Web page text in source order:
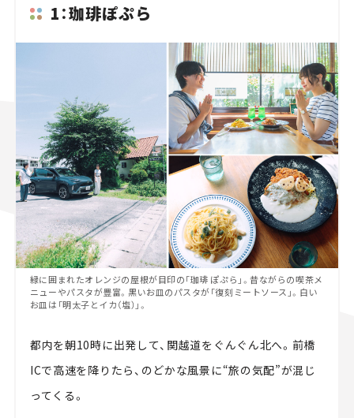
1：珈琲ぽぷら
緑に囲まれたオレンジの屋根が目印の「珈琲 ぽぷら」。昔ながらの喫茶メ
ニューやパスタが豊富。黒いお皿のパスタが「復刻ミートソース」。白い
お皿は「明太子とイカ（塩）」。
都内を朝10時に出発して、関越道をぐんぐん北へ。前橋
ICで高速を降りたら、のどかな風景に“旅の気配”が混じ
ってくる。